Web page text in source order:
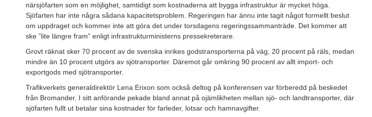
närsjöfarten som en möjlighet, samtidigt som kostnaderna att bygga infrastruktur är mycket höga.
Sjöfarten har inte några sådana kapacitetsproblem. Regeringen har ännu inte tagit något formellt beslut
om uppdraget och kommer inte att göra det under torsdagens regeringssammanträde. Det kommer att
ske ”lite längre fram” enligt infrastrukturministerns pressekreterare.
Grovt räknat sker 70 procent av de svenska inrikes godstransporterna på väg, 20 procent på räls, medan
mindre än 10 procent utgörs av sjötransporter. Däremot går omkring 90 procent av allt import- och
exportgods med sjötransporter.
Trafikverkets generaldirektör Lena Erixon som också deltog på konferensen var förberedd på beskedet
från Bromander. I sitt anförande pekade bland annat på ojämlikheten mellan sjö- och landtransporter, där
sjöfarten fullt ut betalar sina kostnader för farleder, lotsar och hamnavgifter.